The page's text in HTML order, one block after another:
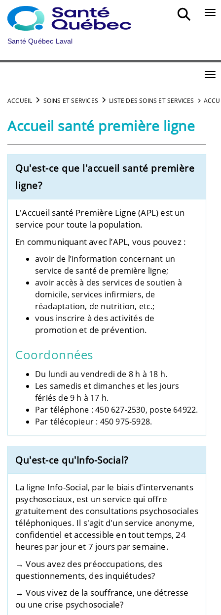
Aller au menu principal
Santé Québec Laval
ACCUEIL SOINS ET SERVICES LISTE DES SOINS ET SERVICES
Accueil santé première ligne
Qu'est-ce que l'accueil santé première
ligne?
L'Accueil santé Première Ligne (APL) est un
service pour toute la population.
En communiquant avec l’APL, vous pouvez :
avoir de l’information concernant un
service de santé de première ligne;
avoir accès à des services de soutien à
domicile, services infirmiers, de
réadaptation, de nutrition, etc.;
vous inscrire à des activités de
promotion et de prévention.
Coordonnées
Du lundi au vendredi de 8 h à 18 h.
Les samedis et dimanches et les jours
fériés de 9 h à 17 h.
Par téléphone : 450 627-2530, poste 64922.
Par télécopieur : 450 975-5928.
Qu'est-ce qu'Info-Social?
La ligne Info-Social, par le biais d'intervenants
psychosociaux, est un service qui offre
gratuitement des consultations psychosociales
téléphoniques. Il s'agit d'un service anonyme,
confidentiel et accessible en tout temps, 24
heures par jour et 7 jours par semaine.
→ Vous avez des préoccupations, des
questionnements, des inquiétudes?
→ Vous vivez de la souffrance, une détresse
ou une crise psychosociale?